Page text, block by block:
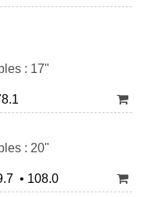
: 17"
: 20"
• 108.0